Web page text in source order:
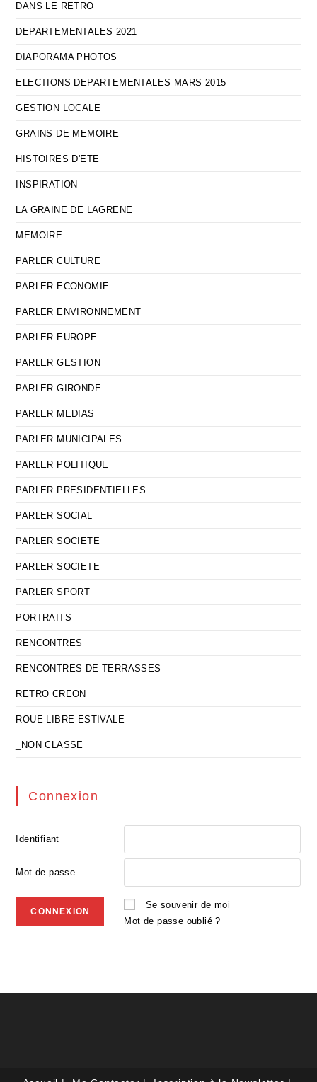
DANS LE RETRO
DEPARTEMENTALES 2021
DIAPORAMA PHOTOS
ELECTIONS DEPARTEMENTALES MARS 2015
GESTION LOCALE
GRAINS DE MEMOIRE
HISTOIRES D'ETE
INSPIRATION
LA GRAINE DE LAGRENE
MEMOIRE
PARLER CULTURE
PARLER ECONOMIE
PARLER ENVIRONNEMENT
PARLER EUROPE
PARLER GESTION
PARLER GIRONDE
PARLER MEDIAS
PARLER MUNICIPALES
PARLER POLITIQUE
PARLER PRESIDENTIELLES
PARLER SOCIAL
PARLER SOCIETE
PARLER SOCIETE
PARLER SPORT
PORTRAITS
RENCONTRES
RENCONTRES DE TERRASSES
RETRO CREON
ROUE LIBRE ESTIVALE
_NON CLASSE
Connexion
Identifiant
Mot de passe
Se souvenir de moi
Mot de passe oublié ?